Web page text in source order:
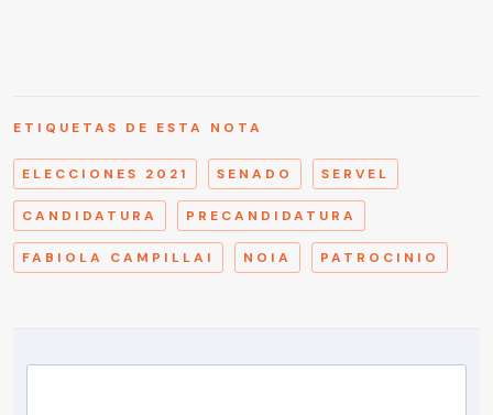
ETIQUETAS DE ESTA NOTA
ELECCIONES 2021 SENADO SERVEL
CANDIDATURA PRECANDIDATURA
FABIOLA CAMPILLAI NOIA PATROCINIO